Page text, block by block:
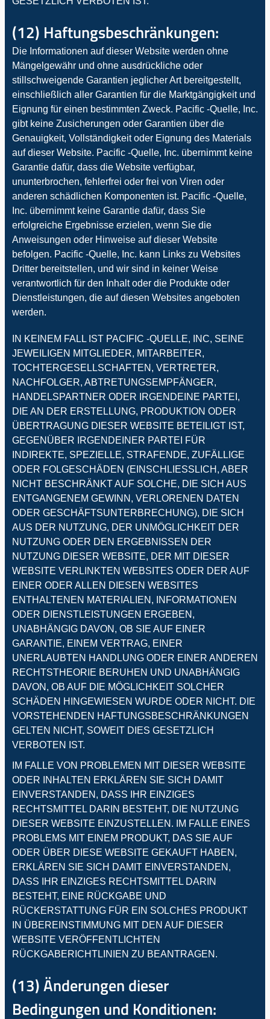
(12) Haftungsbeschränkungen:
Die Informationen auf dieser Website werden ohne
Mängelgewähr und ohne ausdrückliche oder
stillschweigende Garantien jeglicher Art bereitgestellt,
einschließlich aller Garantien für die Marktgängigkeit und
Eignung für einen bestimmten Zweck. Pacific -Quelle, Inc.
gibt keine Zusicherungen oder Garantien über die
Genauigkeit, Vollständigkeit oder Eignung des Materials
auf dieser Website. Pacific -Quelle, Inc. übernimmt keine
Garantie dafür, dass die Website verfügbar,
ununterbrochen, fehlerfrei oder frei von Viren oder
anderen schädlichen Komponenten ist. Pacific -Quelle,
Inc. übernimmt keine Garantie dafür, dass Sie
erfolgreiche Ergebnisse erzielen, wenn Sie die
Anweisungen oder Hinweise auf dieser Website
befolgen. Pacific -Quelle, Inc. kann Links zu Websites
Dritter bereitstellen, und wir sind in keiner Weise
verantwortlich für den Inhalt oder die Produkte oder
Dienstleistungen, die auf diesen Websites angeboten
werden.
IN KEINEM FALL IST PACIFIC -QUELLE, INC, SEINE
JEWEILIGEN MITGLIEDER, MITARBEITER,
TOCHTERGESELLSCHAFTEN, VERTRETER,
NACHFOLGER, ABTRETUNGSEMPFÄNGER,
HANDELSPARTNER ODER IRGENDEINE PARTEI,
DIE AN DER ERSTELLUNG, PRODUKTION ODER
ÜBERTRAGUNG DIESER WEBSITE BETEILIGT IST,
GEGENÜBER IRGENDEINER PARTEI FÜR
INDIREKTE, SPEZIELLE, STRAFENDE, ZUFÄLLIGE
ODER FOLGESCHÄDEN (EINSCHLIESSLICH, ABER
NICHT BESCHRÄNKT AUF SOLCHE, DIE SICH AUS
ENTGANGENEM GEWINN, VERLORENEN DATEN
ODER GESCHÄFTSUNTERBRECHUNG), DIE SICH
AUS DER NUTZUNG, DER UNMÖGLICHKEIT DER
NUTZUNG ODER DEN ERGEBNISSEN DER
NUTZUNG DIESER WEBSITE, DER MIT DIESER
WEBSITE VERLINKTEN WEBSITES ODER DER AUF
EINER ODER ALLEN DIESEN WEBSITES
ENTHALTENEN MATERIALIEN, INFORMATIONEN
ODER DIENSTLEISTUNGEN ERGEBEN,
UNABHÄNGIG DAVON, OB SIE AUF EINER
GARANTIE, EINEM VERTRAG, EINER
UNERLAUBTEN HANDLUNG ODER EINER ANDEREN
RECHTSTHEORIE BERUHEN UND UNABHÄNGIG
DAVON, OB AUF DIE MÖGLICHKEIT SOLCHER
SCHÄDEN HINGEWIESEN WURDE ODER NICHT. DIE
VORSTEHENDEN HAFTUNGSBESCHRÄNKUNGEN
GELTEN NICHT, SOWEIT DIES GESETZLICH
VERBOTEN IST.
IM FALLE VON PROBLEMEN MIT DIESER WEBSITE
ODER INHALTEN ERKLÄREN SIE SICH DAMIT
EINVERSTANDEN, DASS IHR EINZIGES
RECHTSMITTEL DARIN BESTEHT, DIE NUTZUNG
DIESER WEBSITE EINZUSTELLEN. IM FALLE EINES
PROBLEMS MIT EINEM PRODUKT, DAS SIE AUF
ODER ÜBER DIESE WEBSITE GEKAUFT HABEN,
ERKLÄREN SIE SICH DAMIT EINVERSTANDEN,
DASS IHR EINZIGES RECHTSMITTEL DARIN
BESTEHT, EINE RÜCKGABE UND
RÜCKERSTATTUNG FÜR EIN SOLCHES PRODUKT
IN ÜBEREINSTIMMUNG MIT DEN AUF DIESER
WEBSITE VERÖFFENTLICHTEN
RÜCKGABERICHTLINIEN ZU BEANTRAGEN.
(13) Änderungen dieser
Bedingungen und Konditionen: